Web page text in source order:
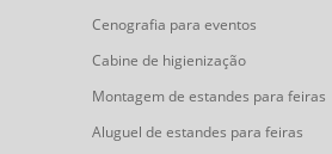
Cenografia para eventos
Cabine de higienização
Montagem de estandes para feiras
Aluguel de estandes para feiras